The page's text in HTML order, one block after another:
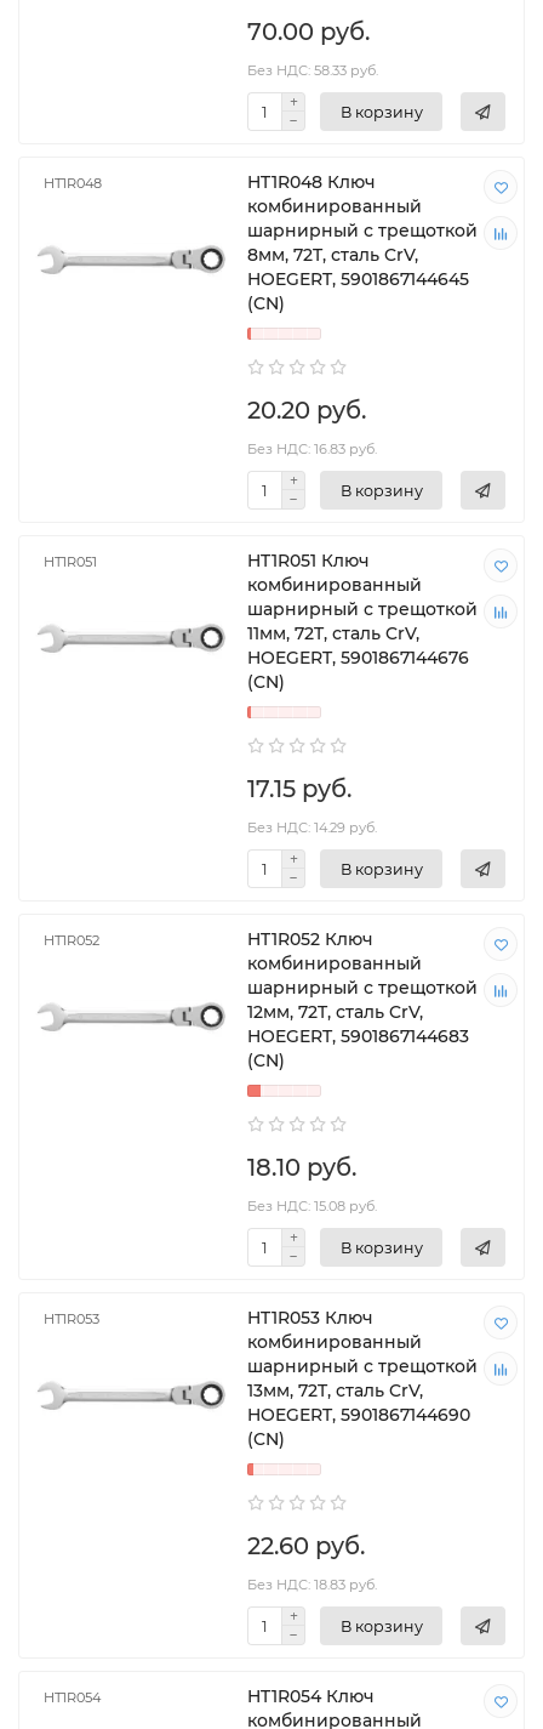
70.00 руб.
Без НДС: 58.33 руб.
В корзину
HT1R048
HT1R048 Ключ
комбинированный
шарнирный с трещоткой
8мм, 72T, сталь CrV,
HOEGERT, 5901867144645
(CN)
20.20 руб.
Без НДС: 16.83 руб.
В корзину
HT1R051
HT1R051 Ключ
комбинированный
шарнирный с трещоткой
11мм, 72T, сталь CrV,
HOEGERT, 5901867144676
(CN)
17.15 руб.
Без НДС: 14.29 руб.
В корзину
HT1R052
HT1R052 Ключ
комбинированный
шарнирный с трещоткой
12мм, 72T, сталь CrV,
HOEGERT, 5901867144683
(CN)
18.10 руб.
Без НДС: 15.08 руб.
В корзину
HT1R053
HT1R053 Ключ
комбинированный
шарнирный с трещоткой
13мм, 72T, сталь CrV,
HOEGERT, 5901867144690
(CN)
22.60 руб.
Без НДС: 18.83 руб.
В корзину
HT1R054
HT1R054 Ключ
комбинированный